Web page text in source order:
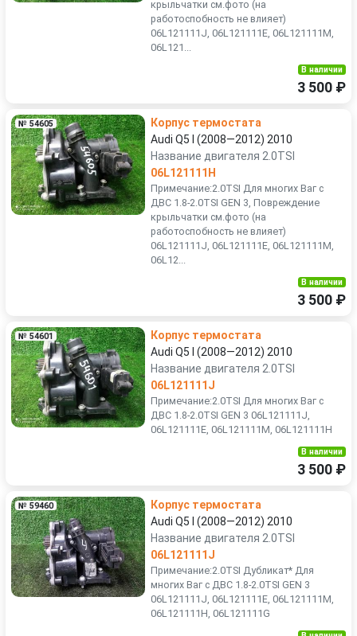
крыльчатки см.фото (на
работоспобность не влияет)
06L121111J, 06L121111E, 06L121111M,
06L121...
В наличии
3 500 ₽
№ 54605
Корпус термостата
Audi Q5 I (2008—2012) 2010
Название двигателя 2.0TSI
06L121111H
Примечание:2.0TSI Для многих Ваг с
ДВС 1.8-2.0TSI GEN 3, Повреждение
крыльчатки см.фото (на
работоспобность не влияет)
06L121111J, 06L121111E, 06L121111M,
06L12...
В наличии
3 500 ₽
№ 54601
Корпус термостата
Audi Q5 I (2008—2012) 2010
Название двигателя 2.0TSI
06L121111J
Примечание:2.0TSI Для многих Ваг с
ДВС 1.8-2.0TSI GEN 3 06L121111J,
06L121111E, 06L121111M, 06L121111H
В наличии
3 500 ₽
№ 59460
Корпус термостата
Audi Q5 I (2008—2012) 2010
Название двигателя 2.0TSI
06L121111J
Примечание:2.0TSI Дубликат* Для
многих Ваг с ДВС 1.8-2.0TSI GEN 3
06L121111J, 06L121111E, 06L121111M,
06L121111H, 06L121111G